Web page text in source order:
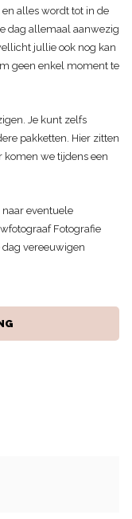
alles wordt tot in de
dag allemaal aanwezig
jullie ook nog kan
geen enkel moment te
Je kunt zelfs
pakketten. Hier zitten
we tijdens een
eventuele
Fotografie
dag vereeuwigen